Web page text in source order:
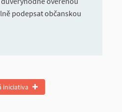
podepsat občanskou
iniciativa